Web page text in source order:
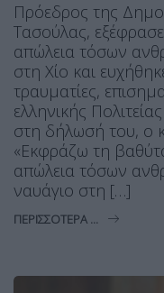
Πρόεδρος της
Τασούλας,
απώλεια τόσων
στη Χίο και
τραυματίες,
ελληνικής
στη δήλωσή του, ο
«Εκφράζω τη
απώλεια τόσων
ναυάγιο στη […]
ΠΕΡΙΣΣΌΤΕΡΑ ...